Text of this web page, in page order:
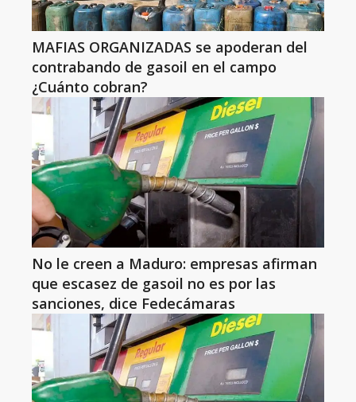
MAFIAS ORGANIZADAS se apoderan del
contrabando de gasoil en el campo
¿Cuánto cobran?
No le creen a Maduro: empresas afirman
que escasez de gasoil no es por las
sanciones, dice Fedecámaras